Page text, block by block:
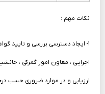
نکات مهم :
۱- ایجاد دسترسی بررسی و تایید گواهی مبدا در
اجرایی ، معاون امور گمرکی ،
ارزیابی و در موارد ضروری حسب